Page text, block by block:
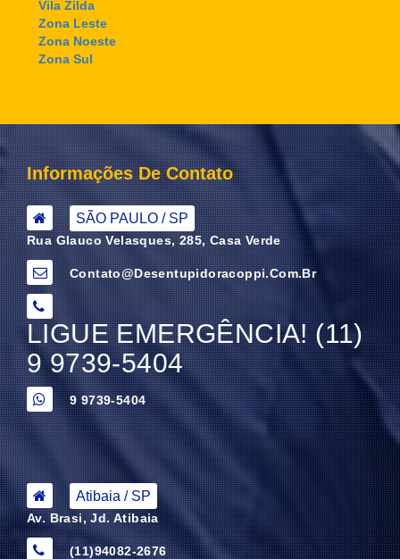
Vila Zilda
Zona Leste
Zona Noeste
Zona Sul
Informações De Contato
SÃO PAULO / SP
Rua Glauco Velasques, 285, Casa Verde
Contato@desentupidoracoppi.com.br
LIGUE EMERGÊNCIA! (11)
9 9739-5404
9 9739-5404
Atibaia / SP
Av. Brasi, Jd. Atibaia
(11)94082-2676